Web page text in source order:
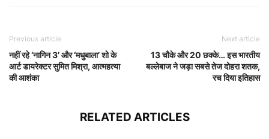
Previous article
नहीं रहे ‘नागिन 3’ और ‘मधुबाला’ शो के
आर्ट डायरेक्टर सुमित मिश्रा, आत्महत्या
की आशंका
Next article
13 चौके और 20 छक्के… इस भारतीय
बल्लेबाज ने जड़ा सबसे तेज दोहरा शतक,
रच दिया इतिहास
RELATED ARTICLES